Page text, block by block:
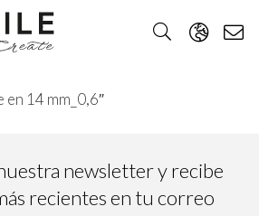
14 mm_0,6″
newsletter y recibe
recientes en tu correo